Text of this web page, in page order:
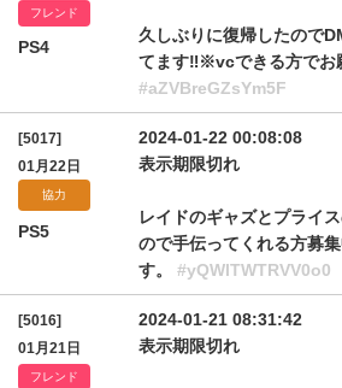
フレンド
PS4
久しぶりに復帰したので
てます‼️※vcできる方でお
#aZVBreGZsYm5F
[5017]
01月22日
協力
PS5
2024-01-22 00:08:08
表示期限切れ
レイドのギャズとプライ
ので手伝ってくれる方募
す。 #yQWlTWTRVV0o0
[5016]
01月21日
フレンド
2024-01-21 08:31:42
表示期限切れ